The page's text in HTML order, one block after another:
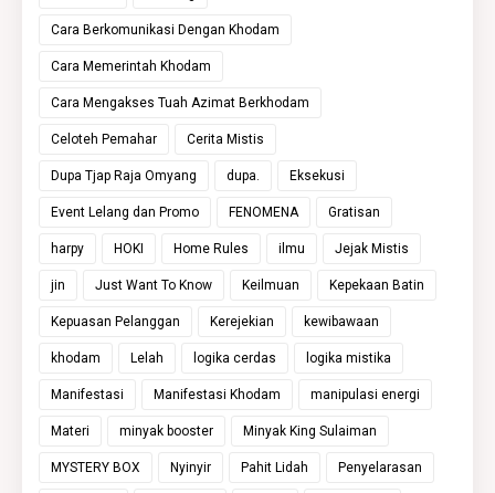
Cara Berkomunikasi Dengan Khodam
Cara Memerintah Khodam
Cara Mengakses Tuah Azimat Berkhodam
Celoteh Pemahar Cerita Mistis
Dupa Tjap Raja Omyang dupa. Eksekusi
Event Lelang dan Promo FENOMENA Gratisan
harpy HOKI Home Rules ilmu Jejak Mistis
jin Just Want To Know Keilmuan Kepekaan Batin
Kepuasan Pelanggan Kerejekian kewibawaan
khodam Lelah logika cerdas logika mistika
Manifestasi Manifestasi Khodam manipulasi energi
Materi minyak booster Minyak King Sulaiman
MYSTERY BOX Nyinyir Pahit Lidah Penyelarasan